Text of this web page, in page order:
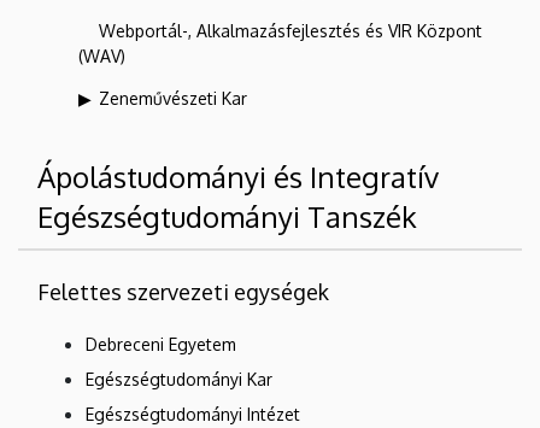
Webportál-, Alkalmazásfejlesztés és VIR Központ
(WAV)
Zeneművészeti Kar
Ápolástudományi és Integratív
Egészségtudományi Tanszék
Felettes szervezeti egységek
Debreceni Egyetem
Egészségtudományi Kar
Egészségtudományi Intézet